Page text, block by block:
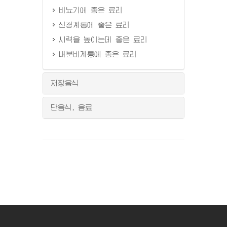
비뇨기에 좋은 료리
신경계통에 좋은 료리
시력을 높이는데 좋은 료리
내분비계통에 좋은 료리
저장음식
단음식, 음료